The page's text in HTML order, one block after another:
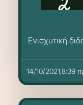
Ενισχυτική
14/10/2021,8:39